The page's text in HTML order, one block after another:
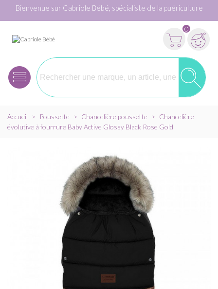
Bienvenue sur Cabriole Bébé, spécialiste de la puériculture
0
Accueil > Poussette > Chancelière poussette > Chancelière
évolutive à fourrure Baby Active Glossy Black Rose Gold